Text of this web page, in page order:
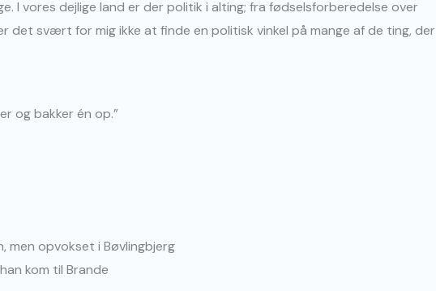
I vores dejlige land er der politik i alting; fra fødselsforberedelse over
det svært for mig ikke at finde en politisk vinkel på mange af de ting, der
og bakker én op.”
men opvokset i Bøvlingbjerg
kom til Brande